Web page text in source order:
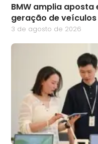
BMW amplia aposta
geração de veículos
3 de agosto de 2026